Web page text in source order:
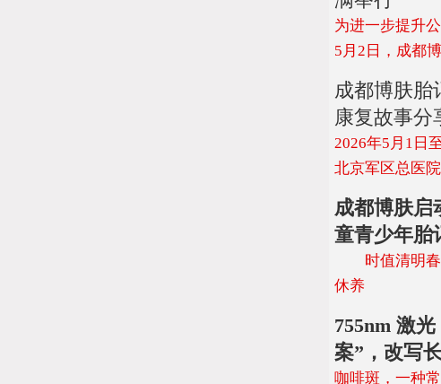
为进一步提升
5月2日，成都
成都博肤胎
康复故事分
2026年5月1日
北京军区总医
成都博肤启
童青少年胎
时值清明春
休养
755nm 激
案”，改写
咖啡斑，一种